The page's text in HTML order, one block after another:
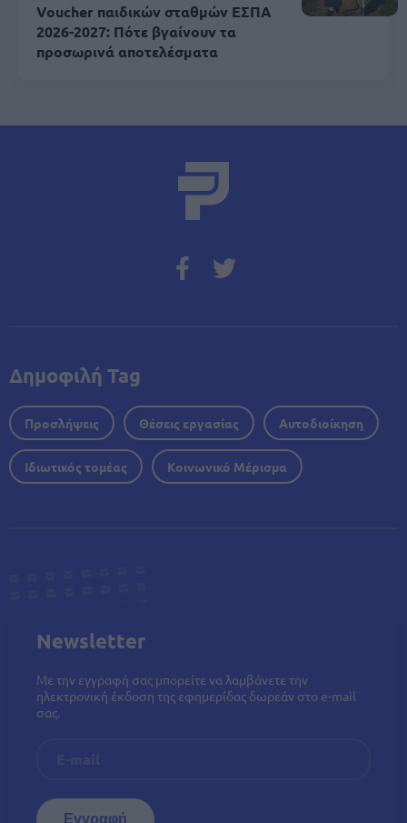
Voucher παιδικών σταθμών ΕΣΠΑ
2026-2027: Πότε βγαίνουν τα
προσωρινά αποτελέσματα
Δημοφιλή Tag
Προσλήψεις Θέσεις εργασίας Αυτοδιοίκηση
Ιδιωτικός τομέας Κοινωνικό Μέρισμα
Newsletter
Με την εγγραφή σας μπορείτε να λαμβάνετε την
ηλεκτρονική έκδοση της εφημερίδας δωρεάν στο e-mail
σας.